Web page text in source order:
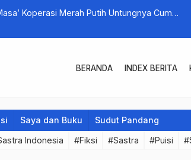
Koperasi Merah Putih Untungnya Cuma
BERANDA INDEX BERITA
Saya dan Buku Sudut Pandang
Indonesia #Fiksi #Sastra #Puisi